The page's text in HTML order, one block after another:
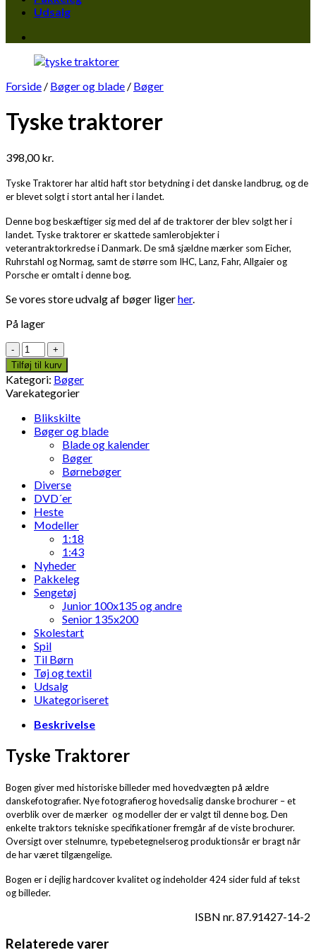
Udsalg
Forside / Bøger og blade / Bøger
Tyske traktorer
398,00kr.
Tyske Traktorer har altid haft stor betydning i det danske landbrug, og de
er blevet solgt i stort antal her i landet.
Denne bog beskæftiger sig med del af de traktorer der blev solgt her i
landet. Tyske traktorer er skattede samlerobjekter i
veterantraktorkredse i Danmark. De små sjældne mærker som Eicher,
Ruhrstahl og Normag, samt de større som IHC, Lanz, Fahr, Allgaier og
Porsche er omtalt i denne bog.
Se vores store udvalg af bøger ligerher.
På lager
Tyske
traktorer
antal
Tilføj til kurv
Kategori: Bøger
Varekategorier
Blikskilte
Bøger og blade
Blade og kalender
Bøger
Børnebøger
Diverse
DVD´er
Heste
Modeller
1:18
1:43
Nyheder
Pakkeleg
Sengetøj
Junior 100x135 og andre
Senior 135x200
Skolestart
Spil
Til Børn
Tøj og textil
Udsalg
Ukategoriseret
Beskrivelse
Tyske Traktorer
Bogen giver med historiske billeder med hovedvægten på ældre
danskefotografier. Nye fotografierog hovedsalig danske brochurer – et
overblik over de mærker og modeller der er valgt til denne bog. Den
enkelte traktors tekniske specifikationer fremgår af de viste brochurer.
Oversigt over stelnumre, typebetegnelserog produktionsår er bragt når
de har været tilgængelige.
Bogen er i dejlig hardcover kvalitet og indeholder 424 sider fuld af tekst
og billeder.
ISBN nr. 87.91427-14-2
Relaterede varer